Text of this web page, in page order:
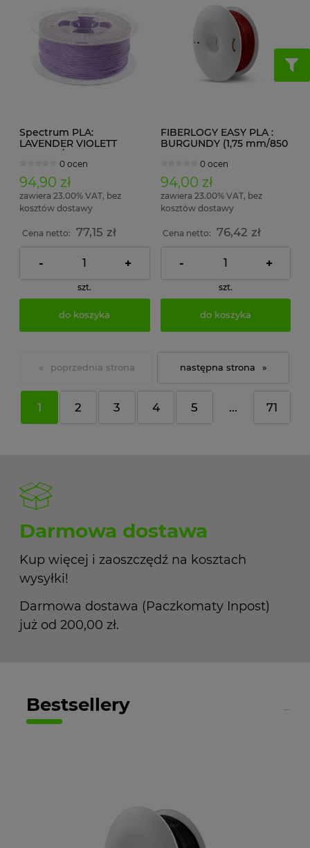
Spectrum PLA:
LAVENDER VIOLETT
0 ocen
94,90 zł
zawiera 23.00% VAT, bez
kosztów dostawy
Cena netto: 77,15 zł
- +
szt.
do koszyka
FIBERLOGY EASY PLA :
BURGUNDY (1,75 mm/850
0 ocen
94,00 zł
zawiera 23.00% VAT, bez
kosztów dostawy
Cena netto: 76,42 zł
- +
szt.
do koszyka
«
1 2 3 4 5 ... 71
»
Darmowa dostawa
Kup więcej i zaoszczędź na kosztach
wysyłki!
Darmowa dostawa (Paczkomaty Inpost)
już od 200,00 zł.
Bestsellery